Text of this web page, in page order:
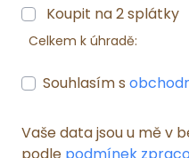
Koupit na2splátky
Celkem k úhradě:
Souhlasím s
Vaše data jsou u mě v